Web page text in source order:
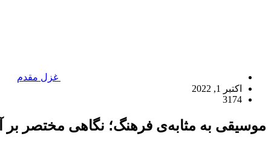
غزل مقدم
اکتبر 1, 2022
3174
موسیقی به‌‌ مثابه‌ی فرهنگ؛ نگاهی مختصر بر